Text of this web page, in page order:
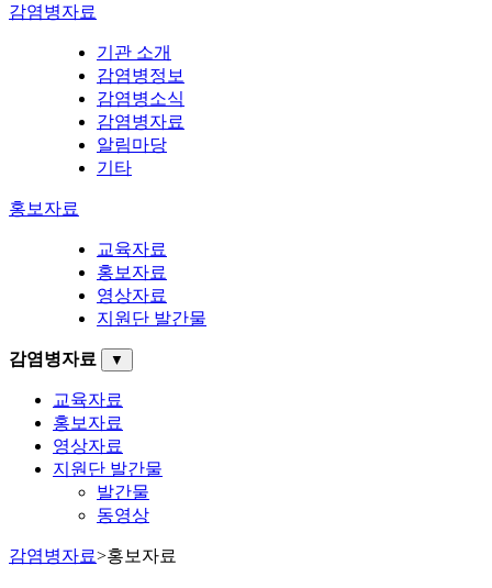
감염병자료
기관 소개
감염병정보
감염병소식
감염병자료
알림마당
기타
홍보자료
교육자료
홍보자료
영상자료
지원단 발간물
감염병자료 ▼
교육자료
홍보자료
영상자료
지원단 발간물
발간물
동영상
감염병자료>홍보자료